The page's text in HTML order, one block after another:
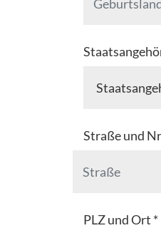
Straße und
PLZ und Ort *